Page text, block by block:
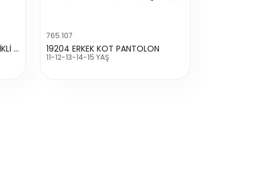
1593 ERKEK KÖRÜKLÜ CEP LASTİKLİ PFD PANTOLON
765.107
19204 ERKEK KOT PANTOLON
11-12-13-14-15 YAŞ